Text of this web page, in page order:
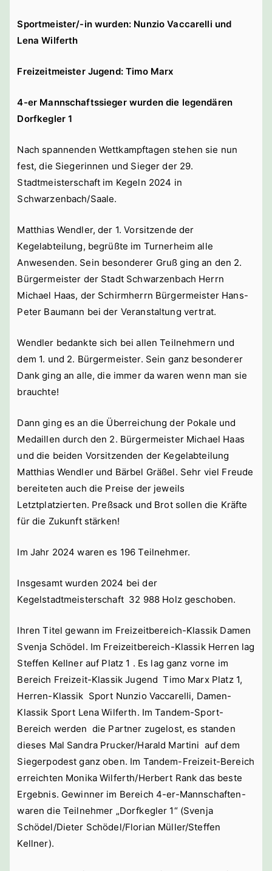
Sportmeister/-in wurden: Nunzio Vaccarelli und
Lena Wilferth
Freizeitmeister Jugend: Timo Marx
4-er Mannschaftssieger wurden die legendären
Dorfkegler 1
Nach spannenden Wettkampftagen stehen sie nun
fest, die Siegerinnen und Sieger der 29.
Stadtmeisterschaft im Kegeln 2024 in
Schwarzenbach/Saale.
Matthias Wendler, der 1. Vorsitzende der
Kegelabteilung, begrüßte im Turnerheim alle
Anwesenden. Sein besonderer Gruß ging an den 2.
Bürgermeister der Stadt Schwarzenbach Herrn
Michael Haas, der Schirmherrn Bürgermeister Hans-
Peter Baumann bei der Veranstaltung vertrat.
Wendler bedankte sich bei allen Teilnehmern und
dem 1. und 2. Bürgermeister. Sein ganz besonderer
Dank ging an alle, die immer da waren wenn man sie
brauchte!
Dann ging es an die Überreichung der Pokale und
Medaillen durch den 2. Bürgermeister Michael Haas
und die beiden Vorsitzenden der Kegelabteilung
Matthias Wendler und Bärbel Gräßel. Sehr viel Freude
bereiteten auch die Preise der jeweils
Letztplatzierten. Preßsack und Brot sollen die Kräfte
für die Zukunft stärken!
Im Jahr 2024 waren es 196 Teilnehmer.
Insgesamt wurden 2024 bei der
Kegelstadtmeisterschaft 32 988 Holz geschoben.
Ihren Titel gewann im Freizeitbereich-Klassik Damen
Svenja Schödel. Im Freizeitbereich-Klassik Herren lag
Steffen Kellner auf Platz 1 . Es lag ganz vorne im
Bereich Freizeit-Klassik Jugend Timo Marx Platz 1,
Herren-Klassik Sport Nunzio Vaccarelli, Damen-
Klassik Sport Lena Wilferth. Im Tandem-Sport-
Bereich werden die Partner zugelost, es standen
dieses Mal Sandra Prucker/Harald Martini auf dem
Siegerpodest ganz oben. Im Tandem-Freizeit-Bereich
erreichten Monika Wilferth/Herbert Rank das beste
Ergebnis. Gewinner im Bereich 4-er-Mannschaften-
waren die Teilnehmer „Dorfkegler 1“ (Svenja
Schödel/Dieter Schödel/Florian Müller/Steffen
Kellner).